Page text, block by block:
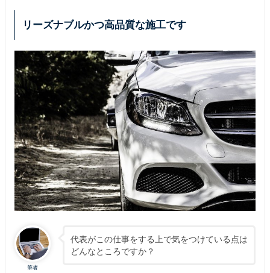
リーズナブルかつ高品質な施工です
筆者
代表がこの仕事をする上で気をつけている点は
どんなところですか？